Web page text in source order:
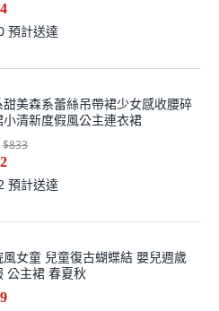
預計送達
甜美森系蕾絲吊帶裙少女感收腰碎
小清新度假風公主連衣裙
$833
預計送達
風女童 兒童復古蝴蝶結 嬰兒週歲
公主裙 春夏秋